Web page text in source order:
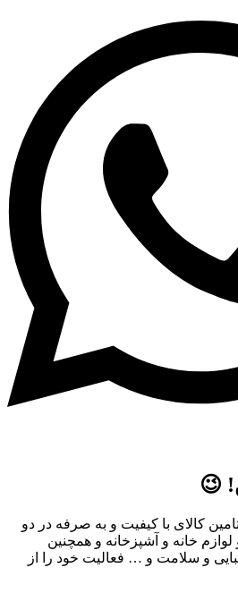
😉
24کالا با تامین کالای با کیفیت و به صرفه در دو
خانه و آشپزخانه و همچنین
و سلامت و … فعالیت خود را از